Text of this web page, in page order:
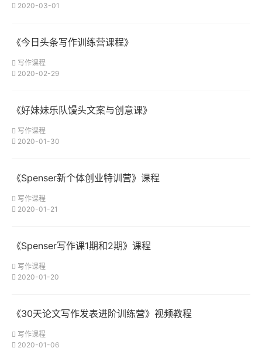
2020-03-01
《今日头条写作训练营课程》
写作课程
2020-02-29
《好妹妹乐队馒头文案与创意课》
写作课程
2020-01-30
《Spenser新个体创业特训营》课程
写作课程
2020-01-21
《Spenser写作课1期和2期》课程
写作课程
2020-01-20
《30天论文写作发表进阶训练营》视频教程
写作课程
2020-01-06